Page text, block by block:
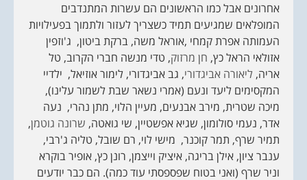
אחרונים אבל כמו הראשונים הם עשרות המתנדבים
המופלאים שמגיעים תמיד כשצריך לעזור ולתמוך בפעילויות
העמותה אפרת קמחי ,אוראל משה, ברקת ביטון, ג'וזפין
אזולאי הראל כץ, חן מרזוק, טדי מנשה חברי הקרוב, טל
אריה,ליאורה אביגדורי, גב אביגדורי, לימור אוזיאל, ילדיי
המקסימים ליעד ונעם (אמרי נשאר שבת לשמור עלינו),
מיכה שטרית, מירב אבנעים, מעיין הלוי, מתן נהרי, נעה
אדר, נעמי סולומון, שגיא אפשטיין, שי גואטה, שרונה גוטמן,
תמיר שרף, תמר קוכנר, מישי לוי, רם שובל, טליה ג'רבי,
ענבר ציון, אילן בריגה, איציק וייצמן, רונן כץ, אופיר בוקרא
וניר שרף (ואני בטוח שפספסתי עוד כמה). הם כבר יודעים